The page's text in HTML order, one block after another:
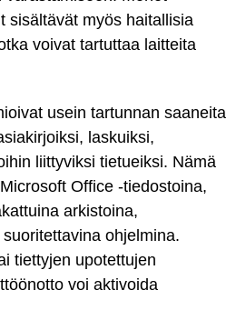
sisältävät myös haitallisia
voivat tartuttaa laitteita
usein tartunnan saaneita
laskuiksi,
liittyviksi tietueiksi. Nämä
Office -tiedostoina,
arkistoina,
ohjelmina.
tiettyjen upotettujen
voi aktivoida